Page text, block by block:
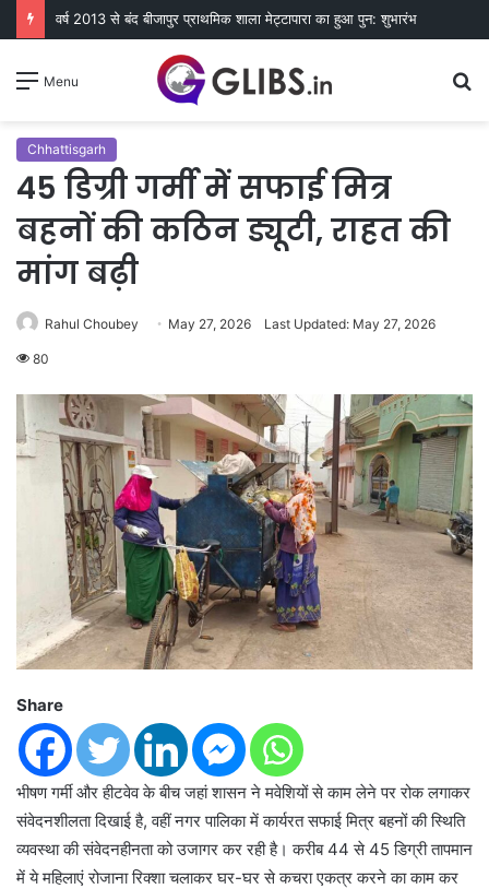
वर्ष 2013 से बंद बीजापुर प्राथमिक शाला मेट्टापारा का हुआ पुन: शुभारंभ
Menu
Chhattisgarh
45 डिग्री गर्मी में सफाई मित्र
बहनों की कठिन ड्यूटी, राहत की
मांग बढ़ी
Rahul Choubey May 27, 2026 Last Updated: May 27, 2026
80
Share
भीषण गर्मी और हीटवेव के बीच जहां शासन ने मवेशियों से काम लेने पर रोक लगाकर
संवेदनशीलता दिखाई है, वहीं नगर पालिका में कार्यरत सफाई मित्र बहनों की स्थिति
व्यवस्था की संवेदनहीनता को उजागर कर रही है। करीब 44 से 45 डिग्री तापमान
में ये महिलाएं रोजाना रिक्शा चलाकर घर-घर से कचरा एकत्र करने का काम कर